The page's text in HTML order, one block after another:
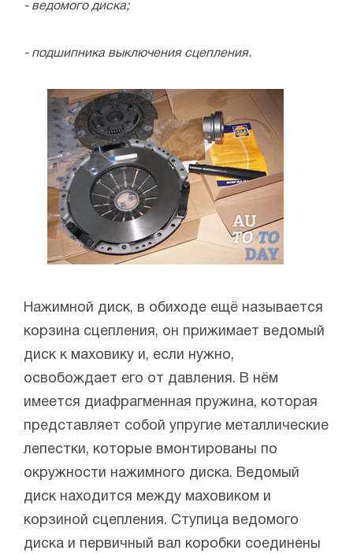
- ведомого диска;
- подшипника выключения сцепления.
Нажимной диск, в обиходе ещё называется
корзина сцепления, он прижимает ведомый
диск к маховику и, если нужно,
освобождает его от давления. В нём
имеется диафрагменная пружина, которая
представляет собой упругие металлические
лепестки, которые вмонтированы по
окружности нажимного диска. Ведомый
диск находится между маховиком и
корзиной сцепления. Ступица ведомого
диска и первичный вал коробки соединены